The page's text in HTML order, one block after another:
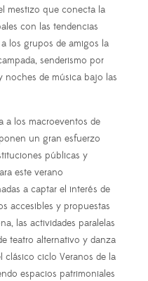
mestizo que conecta la
con las tendencias
los grupos de amigos la
senderismo por
noches de música bajo las
a los macroeventos de
un gran esfuerzo
públicas y
este verano
a captar el interés de
accesibles y propuestas
las actividades paralelas
teatro alternativo y danza
clásico ciclo Veranos de la
espacios patrimoniales